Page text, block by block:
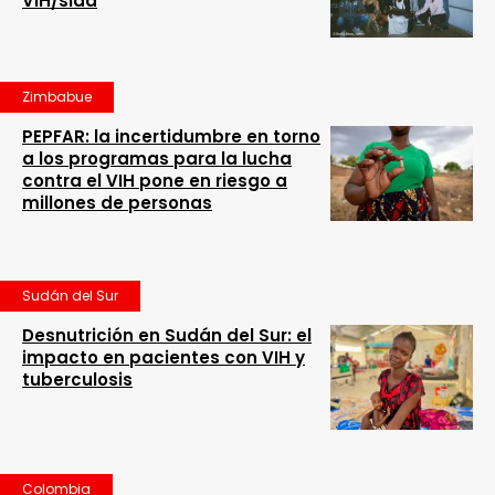
Zimbabue
PEPFAR: la incertidumbre en torno
a los programas para la lucha
contra el VIH pone en riesgo a
millones de personas
Sudán del Sur
Desnutrición en Sudán del Sur: el
impacto en pacientes con VIH y
tuberculosis
Colombia